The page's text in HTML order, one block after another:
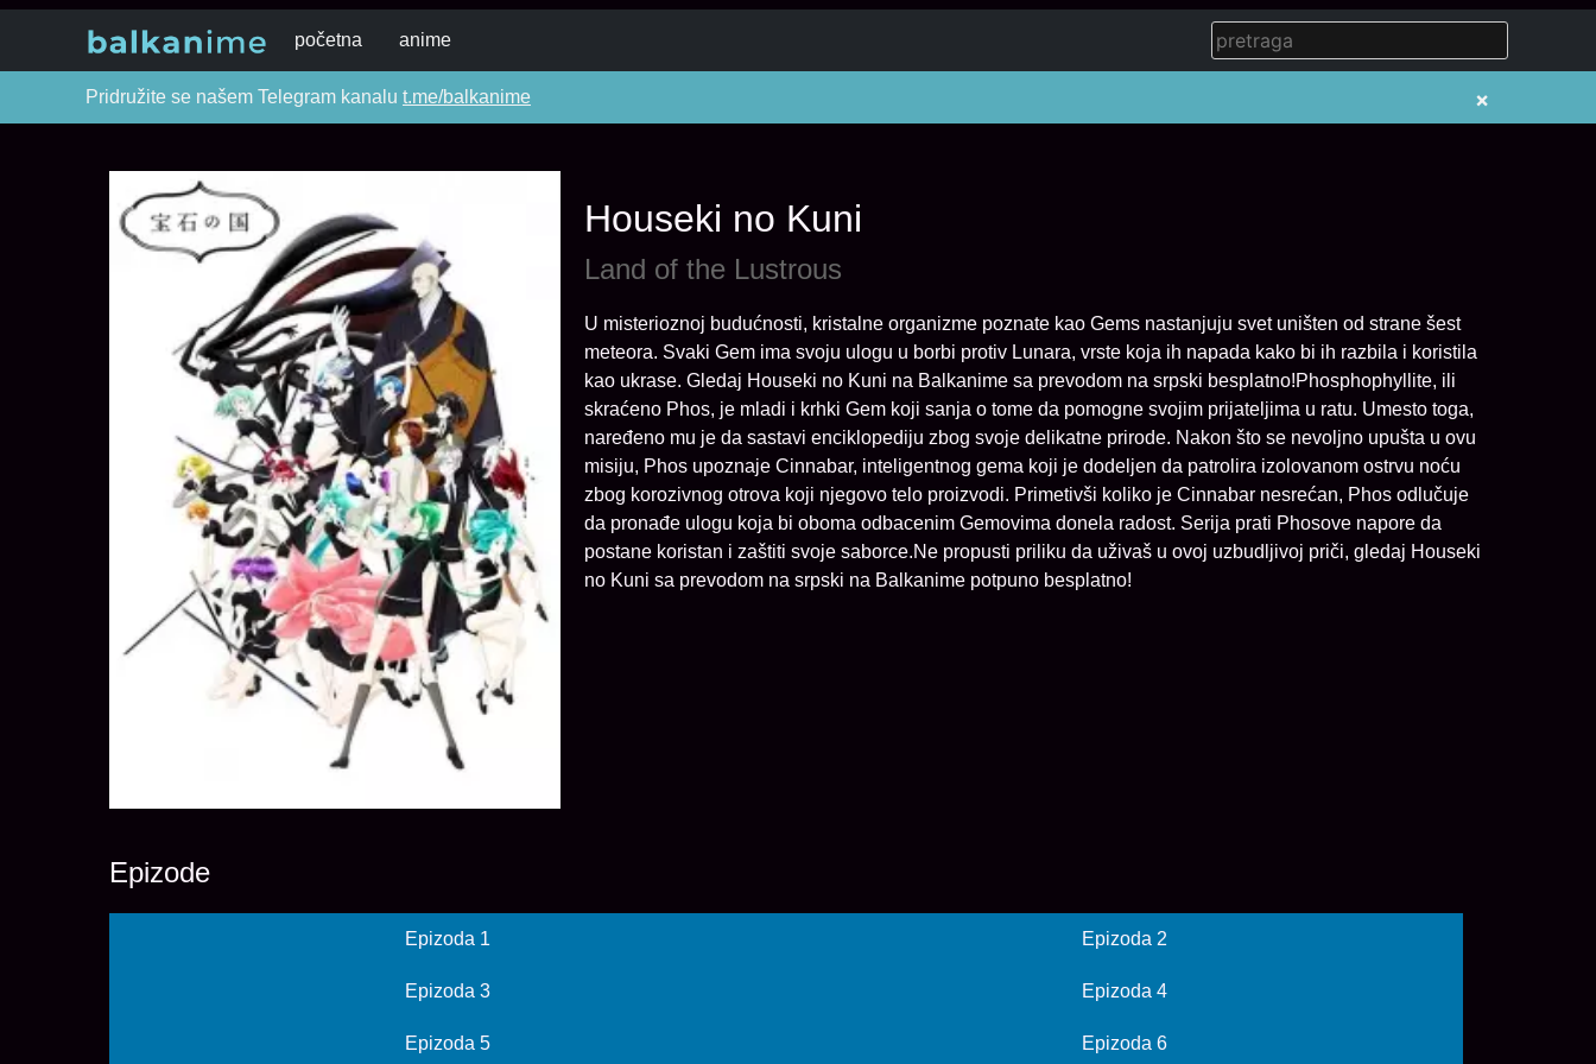
početna anime
Pridružite se našem Telegram kanalu t.me/balkanime ×
Houseki no Kuni
Land of the Lustrous
U misterioznoj budućnosti, kristalne organizme poznate kao Gems nastanjuju svet uništen od strane šest
meteora. Svaki Gem ima svoju ulogu u borbi protiv Lunara, vrste koja ih napada kako bi ih razbila i koristila
kao ukrase. Gledaj Houseki no Kuni na Balkanime sa prevodom na srpski besplatno!Phosphophyllite, ili
skraćeno Phos, je mladi i krhki Gem koji sanja o tome da pomogne svojim prijateljima u ratu. Umesto toga,
naređeno mu je da sastavi enciklopediju zbog svoje delikatne prirode. Nakon što se nevoljno upušta u ovu
misiju, Phos upoznaje Cinnabar, inteligentnog gema koji je dodeljen da patrolira izolovanom ostrvu noću
zbog korozivnog otrova koji njegovo telo proizvodi. Primetivši koliko je Cinnabar nesrećan, Phos odlučuje
da pronađe ulogu koja bi oboma odbacenim Gemovima donela radost. Serija prati Phosove napore da
postane koristan i zaštiti svoje saborce.Ne propusti priliku da uživaš u ovoj uzbudljivoj priči, gledaj Houseki
no Kuni sa prevodom na srpski na Balkanime potpuno besplatno!
Epizode
Epizoda 1 Epizoda 2
Epizoda 3 Epizoda 4
Epizoda 5 Epizoda 6